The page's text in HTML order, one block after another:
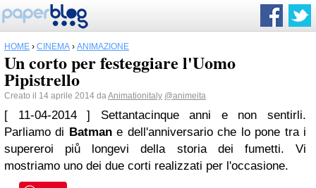
HOME › CINEMA › ANIMAZIONE
Un corto per festeggiare l'Uomo
Pipistrello
Creato il 14 aprile 2014 daAnimationitaly @animeita
[ 11-04-2014 ] Settantacinque anni e non sentirli.
Parliamo di Batmane dell'anniversario che lo pone tra i
supereroi piů longevi della storia dei fumetti. Vi
mostriamo uno dei due corti realizzati per l'occasione.